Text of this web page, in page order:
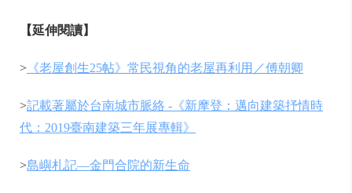
【延伸閱讀】
> 《老屋創生25帖》常民視角的老屋再利用／傅朝卿
>記載著屬於台南城市脈絡 -《新摩登：邁向建築抒情時
代：2019臺南建築三年展專輯》
>島嶼札記—金門合院的新生命